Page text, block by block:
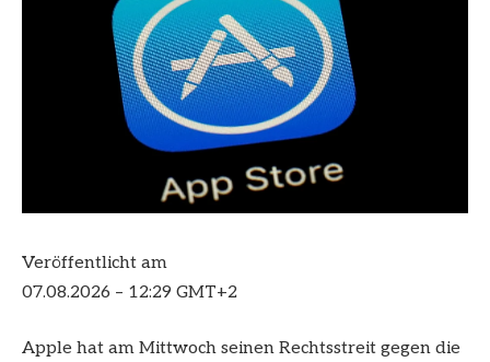
Veröffentlicht am
07.08.2026 – 12:29 GMT+2
Apple hat am Mittwoch seinen Rechtsstreit gegen die